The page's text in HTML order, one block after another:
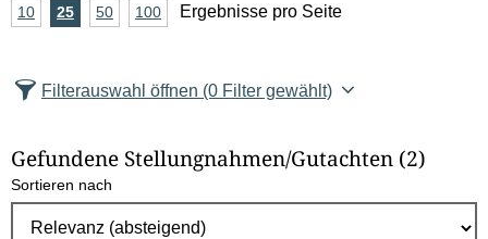
h
zurück
vor
A
z
l
E
10Ergebnisse
25Ergebnisse
50Ergebnisse
100Ergebnisse
Ergebnisse pro Seite
Filterauswahl öffnen (0 Filter gewählt)
Gefundene Stellungnahmen/⁠Gutachten (2)
Sortieren nach